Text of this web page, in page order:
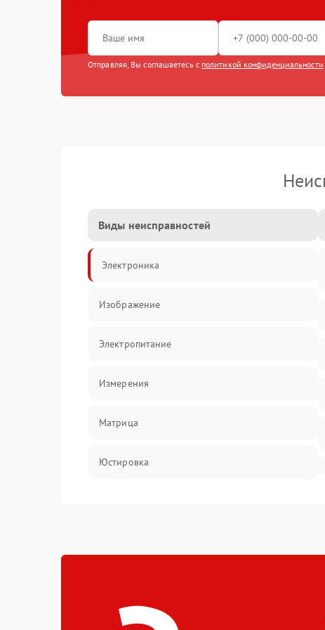
Отправляя, Вы соглашаетесь с политикой конфиденциальности
Виды неисправностей
Электроника
Изображение
Электропитание
Измерения
Матрица
Юстировка